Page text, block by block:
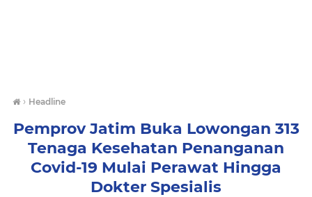
› Headline
Pemprov Jatim Buka Lowongan 313
Tenaga Kesehatan Penanganan
Covid-19 Mulai Perawat Hingga
Dokter Spesialis